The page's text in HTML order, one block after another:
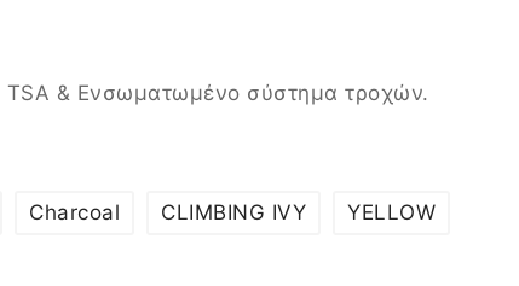
Επιλογή
TSA & Ενσωματωμένο σύστημα τροχών.
Charcoal CLIMBING IVY YELLOW